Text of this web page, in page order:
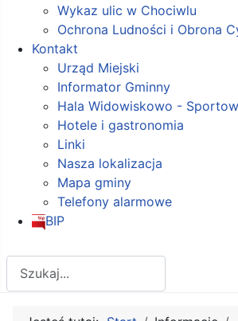
Wykaz ulic w Chociwlu
Ochrona Ludności i Obrona
Kontakt
Urząd Miejski
Informator Gminny
Hala Widowiskowo -
Hotele i gastronomia
Linki
Nasza lokalizacja
Mapa gminy
Telefony alarmowe
BIP